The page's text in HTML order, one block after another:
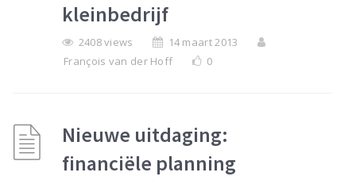
kleinbedrijf
2408 views
14 maart 2013
François van der Hoff
0
Nieuwe uitdaging:
financiële planning